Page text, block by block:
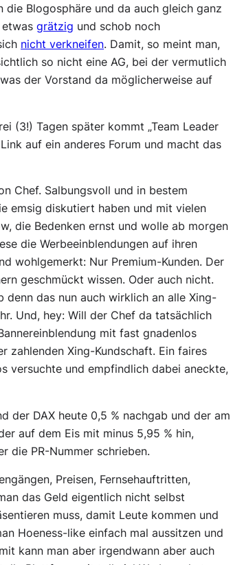
Blogosphäre und da auch gleich ganz
etwasgrätzig und schob noch
nicht verkneifen. Damit, so meint man,
so nicht eine AG, bei der vermutlich
der Vorstand da möglicherweise auf
(3!) Tagen später kommt „Team Leader
auf ein anderes Forum und macht das
Chef. Salbungsvoll und in bestem
emsig diskutiert haben und mit vielen
die Bedenken ernst und wolle ab morgen
die Werbeeinblendungen auf ihren
wohlgemerkt: Nur Premium-Kunden. Der
geschmückt wissen. Oder auch nicht.
denn das nun auch wirklich an alle Xing-
Und, hey: Will der Chef da tatsächlich
mit fast gnadenlos
zahlenden Xing-Kundschaft. Ein faires
versuchte und empfindlich dabei aneckte,
der DAX heute 0,5 % nachgab und der am
auf dem Eis mit minus 5,95 % hin,
die PR-Nummer schrieben.
Preisen, Fernsehauftritten,
das Geld eigentlich nicht selbst
muss, damit Leute kommen und
Hoeness-like einfach mal aussitzen und
kann man aber irgendwann aber auch